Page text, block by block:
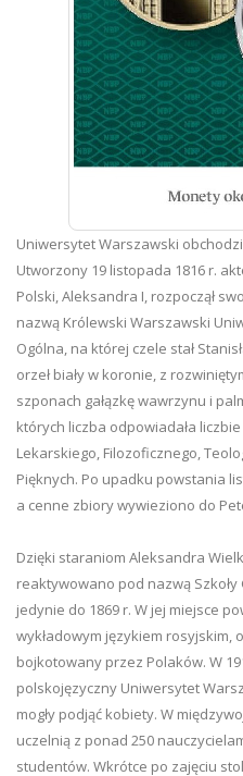
Uniwersytet Warszawski
Utworzony 19 listopada 1816 r.
Polski, Aleksandra I, rozpoczął
nazwą Królewski Warszawski
Ogólna, na której czele stał
orzeł biały w koronie, z
szponach gałązkę wawrzynu i
których liczba odpowiadała
Lekarskiego, Filozoficznego,
Pięknych. Po upadku powstania
a cenne zbiory wywieziono do
Dzięki staraniom Aleksandra
reaktywowano pod nazwą Szkoły
jedynie do 1869 r. W jej miejsce
wykładowym językiem rosyjskim,
bojkotowany przez Polaków. W
polskojęzyczny Uniwersytet
mogły podjąć kobiety. W
uczelnią z ponad 250
studentów. Wkrótce po zajęciu